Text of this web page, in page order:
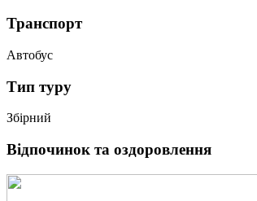
Транспорт
Автобус
Тип туру
Збірний
Відпочинок та оздоровлення